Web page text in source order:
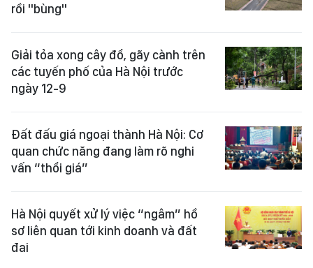
rồi "bùng"
Giải tỏa xong cây đổ, gãy cành trên
các tuyến phố của Hà Nội trước
ngày 12-9
Đất đấu giá ngoại thành Hà Nội: Cơ
quan chức năng đang làm rõ nghi
vấn “thổi giá”
Hà Nội quyết xử lý việc “ngâm” hồ
sơ liên quan tới kinh doanh và đất
đai